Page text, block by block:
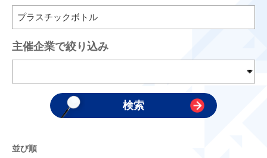
主催企業で絞り込み
並び順